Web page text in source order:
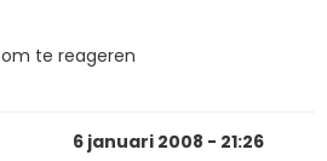
om te reageren
6 januari 2008 - 21:26